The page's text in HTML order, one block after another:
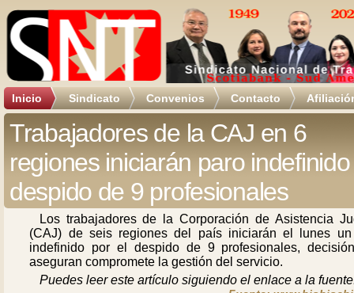
Inicio Sindicato Convenios Contacto
Trabajadores de la CAJ en 6
regiones iniciarán paro
despido de 9 profesionales
Los trabajadores de la Corporación de Asistencia
(CAJ) de seis regiones del país iniciarán el lunes
indefinido por el despido de 9 profesionales,
aseguran compromete la gestión del servicio.
Puedes leer este artículo siguiendo el enlace a la